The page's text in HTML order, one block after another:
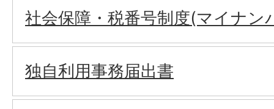
社会保障・税番号制度(マイナン
独自利用事務届出書